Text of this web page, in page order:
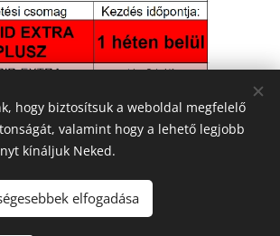
6 hónapig garantáljuk. Ezen idő
Autósiskola Esztergom, Magyary László
hogy biztosítsuk a weboldal megfelelő
valamint hogy a lehető legjobb
kínáljuk Neked.
elfogadása